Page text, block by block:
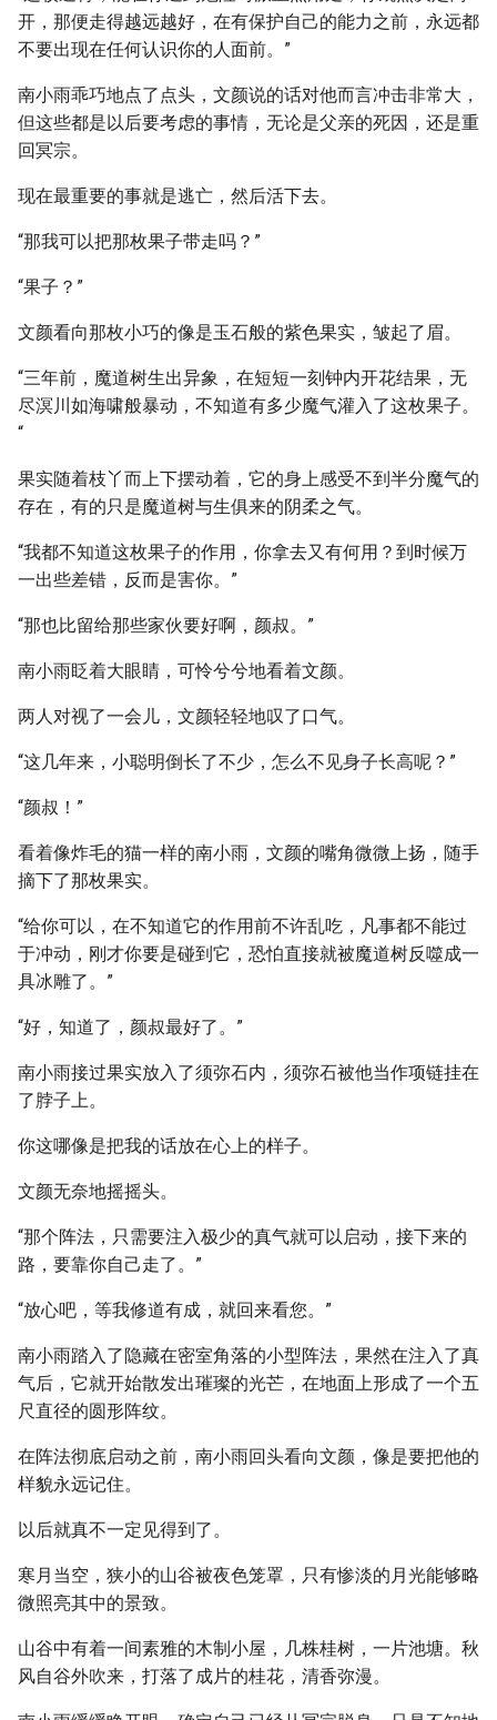
开，那便走得越远越好，在有保护自己的能力之前，永远都
不要出现在任何认识你的人面前。”
南小雨乖巧地点了点头，文颜说的话对他而言冲击非常大，
但这些都是以后要考虑的事情，无论是父亲的死因，还是重
回冥宗。
现在最重要的事就是逃亡，然后活下去。
“那我可以把那枚果子带走吗？”
“果子？”
文颜看向那枚小巧的像是玉石般的紫色果实，皱起了眉。
“三年前，魔道树生出异象，在短短一刻钟内开花结果，无
尽溟川如海啸般暴动，不知道有多少魔气灌入了这枚果子。
“
果实随着枝丫而上下摆动着，它的身上感受不到半分魔气的
存在，有的只是魔道树与生俱来的阴柔之气。
“我都不知道这枚果子的作用，你拿去又有何用？到时候万
一出些差错，反而是害你。”
“那也比留给那些家伙要好啊，颜叔。”
南小雨眨着大眼睛，可怜兮兮地看着文颜。
两人对视了一会儿，文颜轻轻地叹了口气。
“这几年来，小聪明倒长了不少，怎么不见身子长高呢？”
“颜叔！”
看着像炸毛的猫一样的南小雨，文颜的嘴角微微上扬，随手
摘下了那枚果实。
“给你可以，在不知道它的作用前不许乱吃，凡事都不能过
于冲动，刚才你要是碰到它，恐怕直接就被魔道树反噬成一
具冰雕了。”
“好，知道了，颜叔最好了。”
南小雨接过果实放入了须弥石内，须弥石被他当作项链挂在
了脖子上。
你这哪像是把我的话放在心上的样子。
文颜无奈地摇摇头。
“那个阵法，只需要注入极少的真气就可以启动，接下来的
路，要靠你自己走了。”
“放心吧，等我修道有成，就回来看您。”
南小雨踏入了隐藏在密室角落的小型阵法，果然在注入了真
气后，它就开始散发出璀璨的光芒，在地面上形成了一个五
尺直径的圆形阵纹。
在阵法彻底启动之前，南小雨回头看向文颜，像是要把他的
样貌永远记住。
以后就真不一定见得到了。
寒月当空，狭小的山谷被夜色笼罩，只有惨淡的月光能够略
微照亮其中的景致。
山谷中有着一间素雅的木制小屋，几株桂树，一片池塘。秋
风自谷外吹来，打落了成片的桂花，清香弥漫。